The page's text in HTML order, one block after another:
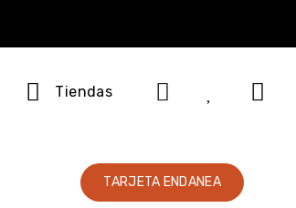
Tiendas
TARJETA ENDANEA